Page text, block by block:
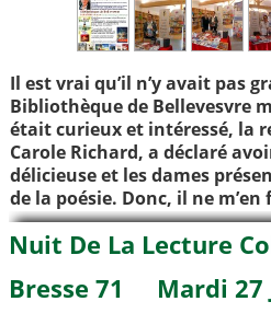
Il est vrai qu’il n’y avait pas
Bibliothèque de Bellevesvre
était curieux et intéressé, la
Carole Richard, a déclaré
délicieuse et les dames
de la poésie. Donc, il ne
Nuit De La Lecture
Bresse 71 Mardi 27